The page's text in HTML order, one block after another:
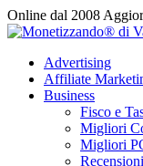
Vai
al
Online dal 2008
Advertising
Affiliate
Business
Fisco e
Migliori
Migliori